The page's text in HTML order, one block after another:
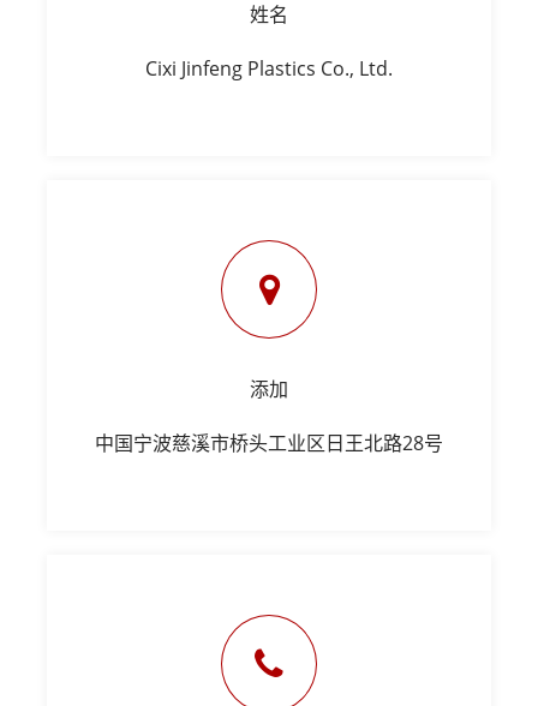
姓名
Cixi Jinfeng Plastics Co., Ltd.
添加
中国宁波慈溪市桥头工业区日王北路28号